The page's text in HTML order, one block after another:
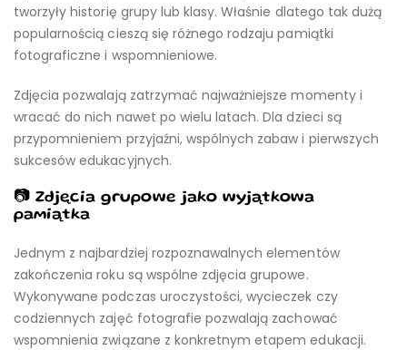
tworzyły historię grupy lub klasy. Właśnie dlatego tak dużą
popularnością cieszą się różnego rodzaju pamiątki
fotograficzne i wspomnieniowe.
Zdjęcia pozwalają zatrzymać najważniejsze momenty i
wracać do nich nawet po wielu latach. Dla dzieci są
przypomnieniem przyjaźni, wspólnych zabaw i pierwszych
sukcesów edukacyjnych.
📷 Zdjęcia grupowe jako wyjątkowa
pamiątka
Jednym z najbardziej rozpoznawalnych elementów
zakończenia roku są wspólne zdjęcia grupowe.
Wykonywane podczas uroczystości, wycieczek czy
codziennych zajęć fotografie pozwalają zachować
wspomnienia związane z konkretnym etapem edukacji.